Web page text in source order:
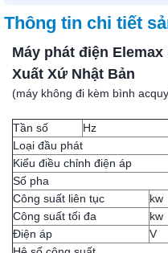
Thông tin chi tiết
Máy phát điện Elemax
Xuất Xứ Nhật Bản
(máy không đi kèm bình
Tần số Hz
Loại đầu phát
Kiểu điều chỉnh điện áp
Số pha
Công suất liên tục
kw
Công suất tối đa
kw
Điện áp
V